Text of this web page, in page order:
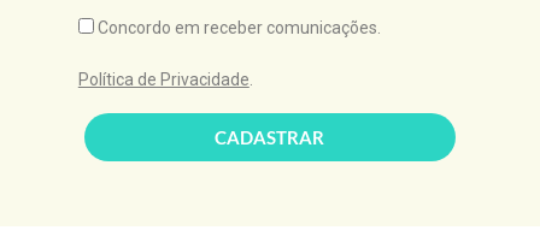
Concordo em receber comunicações.
Política de Privacidade.
CADASTRAR